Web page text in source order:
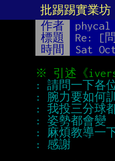
批踢踢實業坊
作者 phycal
標題
Re: [
時間
Sat